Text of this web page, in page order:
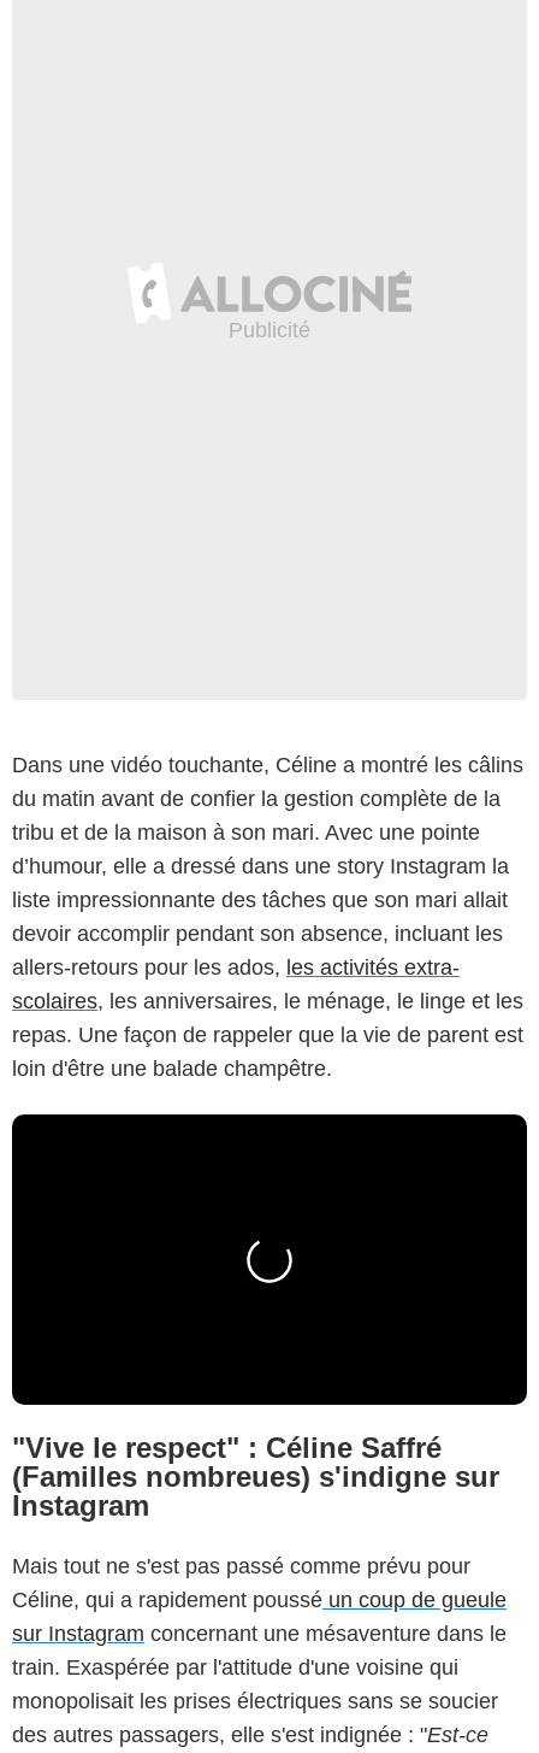
Dans une vidéo touchante, Céline a montré les câlins
du matin avant de confier la gestion complète de la
tribu et de la maison à son mari. Avec une pointe
d’humour, elle a dressé dans une story Instagram la
liste impressionnante des tâches que son mari allait
devoir accomplir pendant son absence, incluant les
allers-retours pour les ados, les activités extra-
scolaires, les anniversaires, le ménage, le linge et les
repas. Une façon de rappeler que la vie de parent est
loin d'être une balade champêtre.
"Vive le respect" : Céline Saffré
(Familles nombreues) s'indigne sur
Instagram
Mais tout ne s'est pas passé comme prévu pour
Céline, qui a rapidement poussé un coup de gueule
sur Instagram concernant une mésaventure dans le
train. Exaspérée par l'attitude d'une voisine qui
monopolisait les prises électriques sans se soucier
des autres passagers, elle s'est indignée : "Est-ce